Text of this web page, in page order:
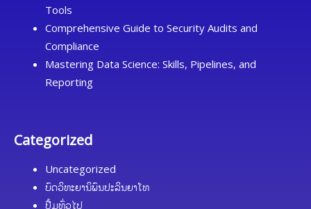
Tools
Comprehensive Guide to Security Audits and
Compliance
Mastering Data Science: Skills, Pipelines, and
Reporting
Categorized
Uncategorized
ບົດວິທະຍານິພົນປະລິນຍາໂທ
ປື້ມທົ່ວໄປ